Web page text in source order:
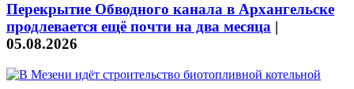
Перекрытие Обводного канала в Архангельске
продлевается ещё почти на два месяца |
05.08.2026